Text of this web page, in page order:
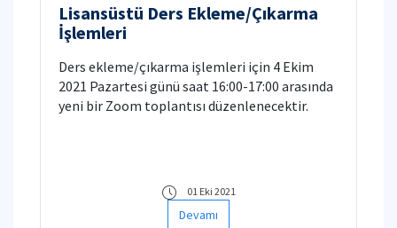
Lisansüstü Ders Ekleme/Çıkarma
İşlemleri
Ders ekleme/çıkarma işlemleri için 4 Ekim
2021 Pazartesi günü saat 16:00-17:00 arasında
yeni bir Zoom toplantısı düzenlenecektir.
01 Eki 2021
Devamı